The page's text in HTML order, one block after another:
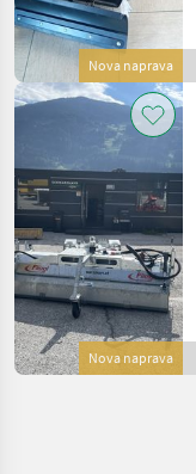
Nova naprava
Nova naprava